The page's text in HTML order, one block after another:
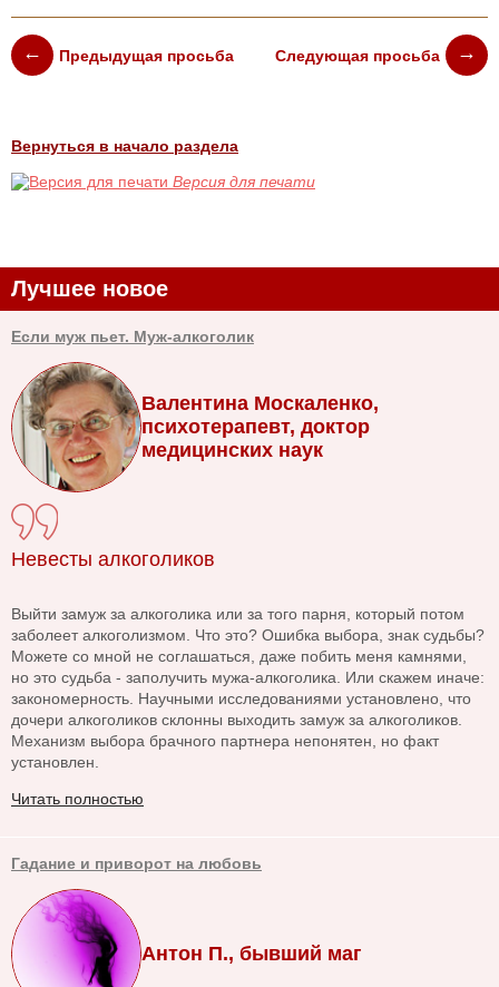
Предыдущая просьба Следующая просьба
Вернуться в начало раздела
Версия для печати
Лучшее новое
Если муж пьет. Муж-алкоголик
Валентина Москаленко,
психотерапевт, доктор
медицинских наук
Невесты алкоголиков
Выйти замуж за алкоголика или за того парня, который потом
заболеет алкоголизмом. Что это? Ошибка выбора, знак судьбы?
Можете со мной не соглашаться, даже побить меня камнями,
но это судьба - заполучить мужа-алкоголика. Или скажем иначе:
закономерность. Научными исследованиями установлено, что
дочери алкоголиков склонны выходить замуж за алкоголиков.
Механизм выбора брачного партнера непонятен, но факт
установлен.
Читать полностью
Гадание и приворот на любовь
Антон П., бывший маг